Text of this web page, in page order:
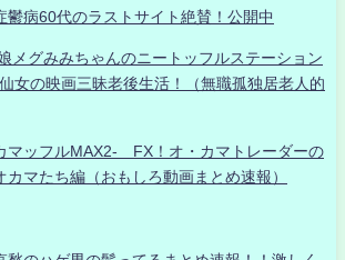
鬱病60代のラストサイト絶賛！公開中
メグみみちゃんのニートッフルステーション
女の映画三昧老後生活！（無職孤独居老人的
マッフルMAX2- FX！オ・カマトレーダーの
マたち編（おもしろ動画まとめ速報）